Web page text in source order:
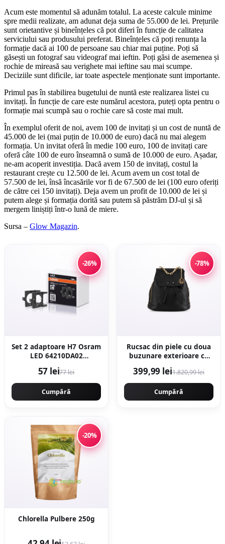
Acum este momentul să adunăm totalul. La aceste calcule minime
spre medii realizate, am adunat deja suma de 55.000 de lei. Prețurile
sunt orietantive și bineînțeles că pot diferi în funcție de calitatea
serviciului sau produsului preferat. Bineînțeles că poți renunța la
formație dacă ai 100 de persoane sau chiar mai puține. Poți să
găsești un fotograf sau videograf mai ieftin. Poți găsi de asemenea și
rochie de mireasă sau verighete mai ieftine sau mai scumpe.
Deciziile sunt dificile, iar toate aspectele menționate sunt importante.
Primul pas în stabilirea bugetului de nuntă este realizarea listei cu
invitați. În funcție de care este numărul acestora, puteți opta pentru o
formație mai scumpă sau o rochie care să coste mai mult.
În exemplul oferit de noi, avem 100 de invitați și un cost de nuntă de
45.000 de lei (mai puțin de 10.000 de euro) dacă nu mai alegem
formația. Un invitat oferă în medie 100 euro, 100 de invitați care
oferă câte 100 de euro înseamnă o sumă de 10.000 de euro. Așadar,
ne-am acoperit investiția. Dacă avem 150 de invitați, costul la
restaurant crește cu 12.500 de lei. Acum avem un cost total de
57.500 de lei, însă încasările vor fi de 67.500 de lei (100 euro oferiți
de către cei 150 invitați). Deja avem un profit de 10.000 de lei și
putem alege și formația dorită sau putem să păstrăm DJ-ul și să
mergem liniștiți într-o lună de miere.
Sursa – Glow Magazin.
-26%
Set 2 adaptoare H7 Osram
LED 64210DA02
57 lei77 lei
Cumpără
-78%
Rucsac din piele cu doua
buzunare exterioare cu
399,99 lei1.820,99 lei
Cumpără
-20%
Chlorella Pulbere 250g